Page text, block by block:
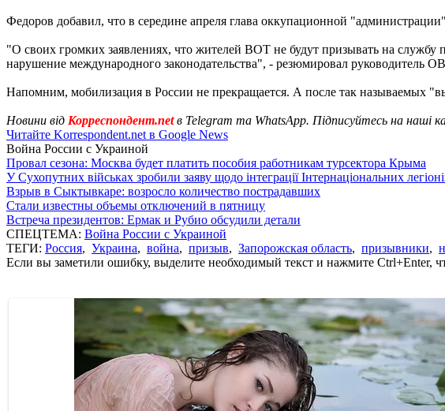
Федоров добавил, что в середине апреля глава оккупационной
"О своих громких заявлениях, что жителей ВОТ не будут призывать на
нарушение международного законодательства", - резюмировал руководитель
Напомним, мобилизация в России не прекращается. А после так называемых
Новини від Корреспондент.netв Telegram та WhatsApp. Підписуйтесь на наші
Читайте Korrespondent.net в Google News
Война России с Украиной
Провал сезона: Москва будет платить пособия работникам турсектора Крыма
У Сухопутних військах зробили заяву щодо інтеграції Інтернаціональних
Взрыв в Сыктывкаре: возросло количество пострадавших
Стали известны объемы отключений в пятницу
Встреча президентов: Ермак и Рубио обсудили детали
СПЕЦТЕМА: Война России с Украиной
ТЕГИ: Россия, Украина, война, призыв, Запорожская область, призывники,
Если вы заметили ошибку, выделите необходимый текст и нажмите Ctrl+Enter,